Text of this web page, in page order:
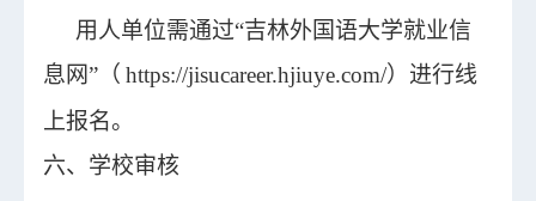
用人单位需通过“吉林外国语大学就业信
息网”（ https://jisucareer.hjiuye.com/）进行线
上报名。
六、学校审核